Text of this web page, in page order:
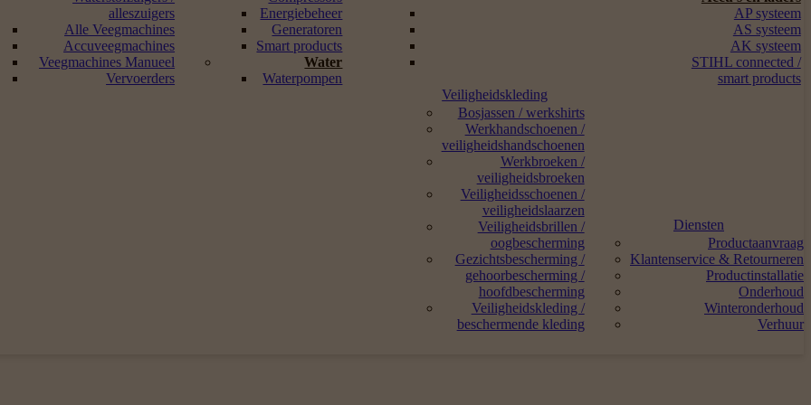
alleszuigers
Alle Veegmachines
Accuveegmachines
Veegmachines Manueel
Vervoerders
Energiebeheer
Generatoren
Smart products
Water
Waterpompen
AP systeem
AS systeem
AK systeem
STIHL connected /
smart products
Veiligheidskleding
Bosjassen / werkshirts
Werkhandschoenen /
veiligheidshandschoenen
Werkbroeken /
veiligheidsbroeken
Veiligheidsschoenen /
veiligheidslaarzen
Veiligheidsbrillen /
oogbescherming
Gezichtsbescherming /
gehoorbescherming /
hoofdbescherming
Veiligheidskleding /
beschermende kleding
Diensten
Productaanvraag
Klantenservice & Retourneren
Productinstallatie
Onderhoud
Winteronderhoud
Verhuur